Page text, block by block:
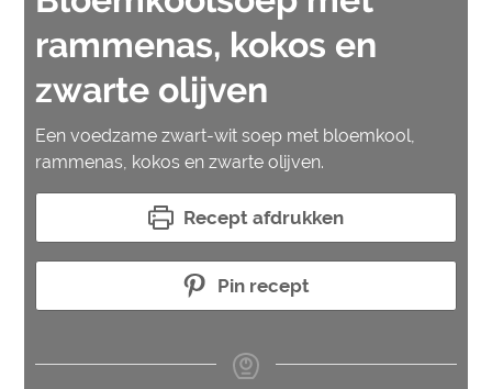
rammenas, kokos en
zwarte olijven
Een voedzame zwart-wit soep met bloemkool,
rammenas, kokos en zwarte olijven.
Recept afdrukken
Pin recept